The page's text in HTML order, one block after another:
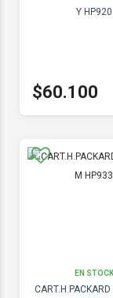
Y HP920
$60.100
EN STOCK